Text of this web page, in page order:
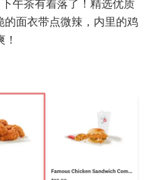
面衣带点微辣，内里的鸡